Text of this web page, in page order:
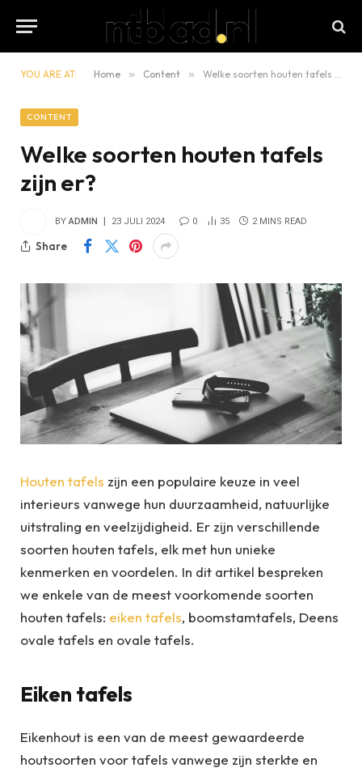
YOU ARE AT: Home » Content » Welke soorten houten tafels zijn er?
CONTENT
Welke soorten houten tafels
zijn er?
BY ADMIN 23 JULI 2024 0 35 2 MINS READ
Share
Houten tafels zijn een populaire keuze in veel
interieurs vanwege hun duurzaamheid, natuurlijke
uitstraling en veelzijdigheid. Er zijn verschillende
soorten houten tafels, elk met hun unieke
kenmerken en voordelen. In dit artikel bespreken
we enkele van de meest voorkomende soorten
houten tafels: eiken tafels, boomstamtafels, Deens
ovale tafels en ovale tafels.
Eiken tafels
Eikenhout is een van de meest gewaardeerde
houtsoorten voor tafels vanwege zijn sterkte en